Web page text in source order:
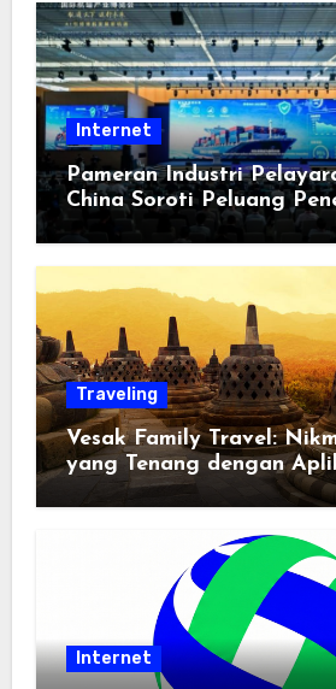
Internet
Pameran Industri
China Soroti Peluang
Traveling
Vesak Family Travel:
yang Tenang dengan
Pemindai PDF
Internet